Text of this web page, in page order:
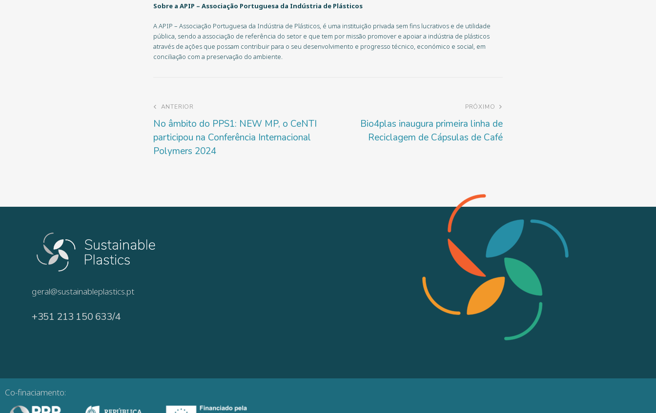
Sobre a APIP – Associação Portuguesa da Indústria de Plásticos
A APIP – Associação Portuguesa da Indústria de Plásticos, é uma instituição privada sem fins lucrativos e de utilidade
pública, sendo a associação de referência do setor e que tem por missão promover e apoiar a indústria de plásticos
através de ações que possam contribuir para o seu desenvolvimento e progresso técnico, económico e social, em
conciliação com a preservação do ambiente.
ANTERIOR
No âmbito do PPS1: NEW MP, o CeNTI
participou na Conferência Internacional
Polymers 2024
PRÓXIMO
Bio4plas inaugura primeira linha de
Reciclagem de Cápsulas de Café
geral@sustainableplastics.pt
+351 213 150 633/4
Co-finaciamento: